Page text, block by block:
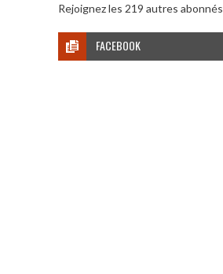
Rejoignez les 219 autres abonnés
FACEBOOK